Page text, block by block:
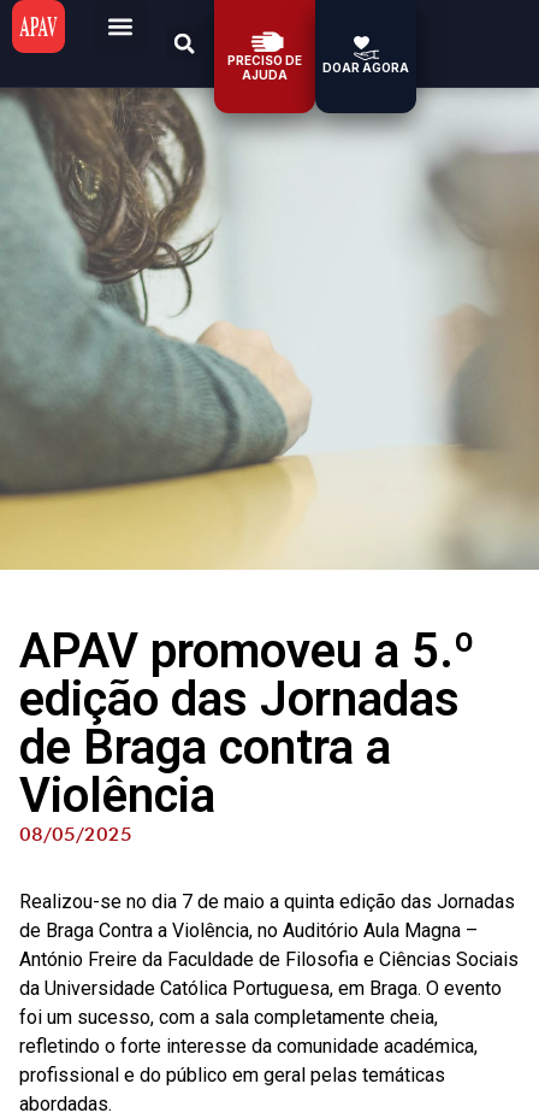
PRECISO DE
AJUDA
DOAR AGORA
APAV promoveu a 5.º
edição das Jornadas
de Braga contra a
Violência
08/05/2025
Realizou-se no dia 7 de maio a quinta edição das Jornadas
de Braga Contra a Violência, no Auditório Aula Magna –
António Freire da Faculdade de Filosofia e Ciências Sociais
da Universidade Católica Portuguesa, em Braga. O evento
foi um sucesso, com a sala completamente cheia,
refletindo o forte interesse da comunidade académica,
profissional e do público em geral pelas temáticas
abordadas.